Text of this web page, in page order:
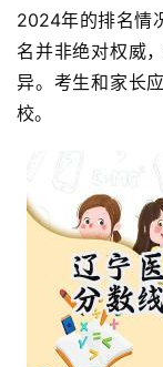
2024年的排名情
名并非绝对权威
异。考生和家长
校。